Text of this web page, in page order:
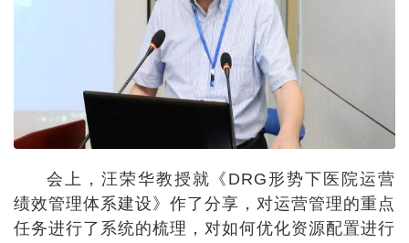
会上，汪荣华教授就《DRG形势下医院运营
绩效管理体系建设》作了分享，对运营管理的重点
任务进行了系统的梳理，对如何优化资源配置进行